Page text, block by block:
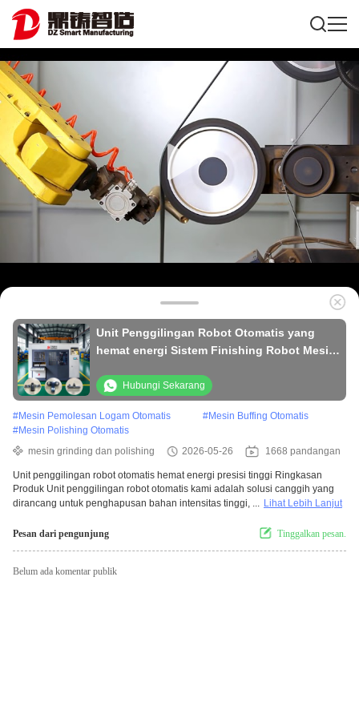
Unit Penggilingan Robot Otomatis yang
hemat energi Sistem Finishing Robot Mesin
Hubungi Sekarang
#Mesin Pemolesan Logam Otomatis #Mesin Buffing Otomatis
#Mesin Polishing Otomatis
mesin grinding dan polishing
2026-05-26 1668 pandangan
Unit penggilingan robot otomatis hemat energi presisi tinggi Ringkasan
Produk Unit penggilingan robot otomatis kami adalah solusi canggih yang
dirancang untuk penghapusan bahan intensitas tinggi, ... Lihat Lebih Lanjut
Pesan dari pengunjung Tinggalkan pesan.
Belum ada komentar publik